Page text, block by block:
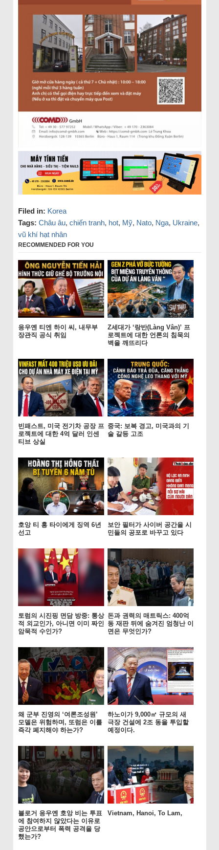
Filed in: Korea
Tags: Châu âu, chiến tranh, hot, Mỹ, Nato, Nga, Ukraine,
vũ khí hạt nhân
RECOMMENDED FOR YOU
응우옌 티엔 하이 씨, 내무부
장관직 공식 취임
Z세대가 ‘랑반(Làng Vân)’ 프
로젝트에 대한 언론의 침묵의
벽을 깨뜨리다
빈패스트, 미국 전기차 공장 프
로젝트에 대한 4억 달러 인센
티브 상실
중국: 보복 경고, 미국과의 기
술 갈등 고조
호앙 티 홍 타이에게 징역 6년
선고
보안 필터가 사이버 공간을 시
민들의 공포로 바꾸고 있다
토럼의 시진핑 면담 방중: 통상
적 외교인가, 아니면 이미 짜인
암묵적 수인가?
돈과 권력의 매트릭스: 400억
동 재판 뒤에 숨겨진 엄청난 이
면은 무엇인가?
왜 군부 진영의 ‘여론조성원’
모델은 위험하며, 또럼은 이를
즉각 폐지해야 하는가?
하노이가 9,000㎡ 규모의 새
극장 건설에 2조 동을 투입할
예정이다.
블로거 응우옌 호앙 비는 투표
에 참여하지 않았다는 이유로
공안으로부터 폭력 공격을 당
했는가?
Vietnam, Hanoi, To Lam,